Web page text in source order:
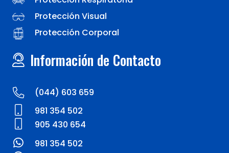
Protección Visual
Protección Corporal
Información de Contacto
(044) 603 659
981 354 502
905 430 654
981 354 502